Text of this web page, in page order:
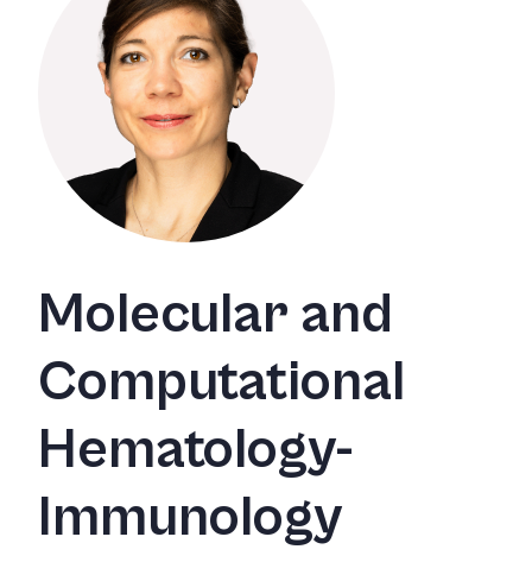
Molecular and
Computational
Hematology-
Immunology